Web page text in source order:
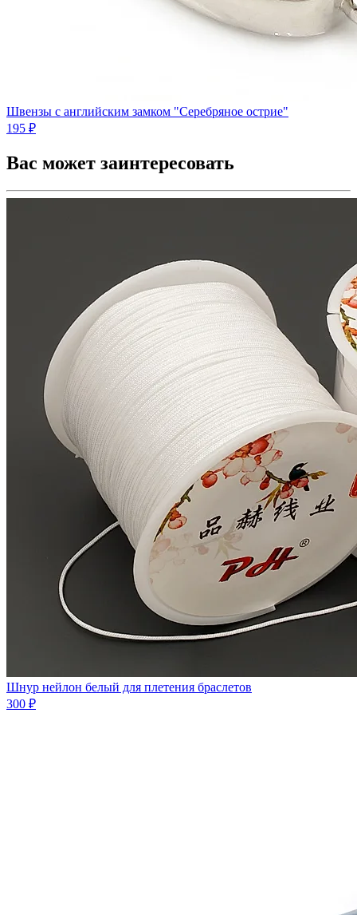
Швензы с английским замком "Серебряное острие"
195 ₽
Вас может заинтересовать
Шнур нейлон белый для плетения браслетов
300 ₽